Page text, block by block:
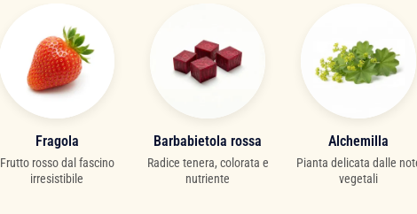
Fragola
Frutto rosso dal fascino
irresistibile
Barbabietola rossa
Radice tenera, colorata e
nutriente
Alchemilla
Pianta delicata dalle note
vegetali